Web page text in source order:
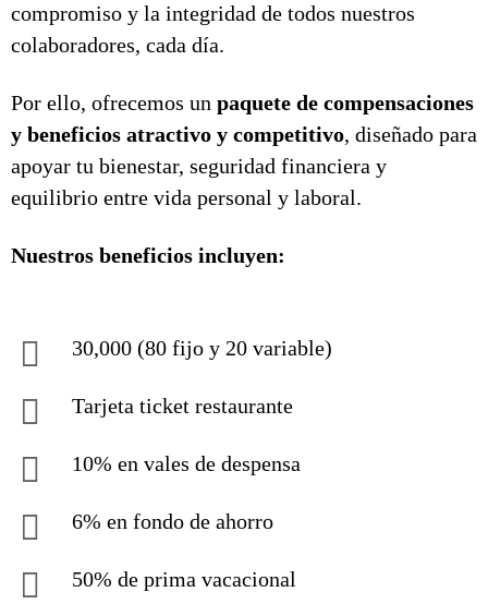
compromiso y la integridad de todos nuestros
colaboradores, cada día.
Por ello, ofrecemos un paquete de compensaciones
y beneficios atractivo y competitivo, diseñado para
apoyar tu bienestar, seguridad financiera y
equilibrio entre vida personal y laboral.
Nuestros beneficios incluyen:
30,000 (80 fijo y 20 variable)
Tarjeta ticket restaurante
10% en vales de despensa
6% en fondo de ahorro
50% de prima vacacional